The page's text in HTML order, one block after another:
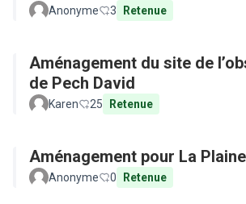
Anonyme 3 Retenue
Aménagement du site de
de Pech David
Karen 25 Retenue
Aménagement pour La Plaine
Anonyme 0 Retenue